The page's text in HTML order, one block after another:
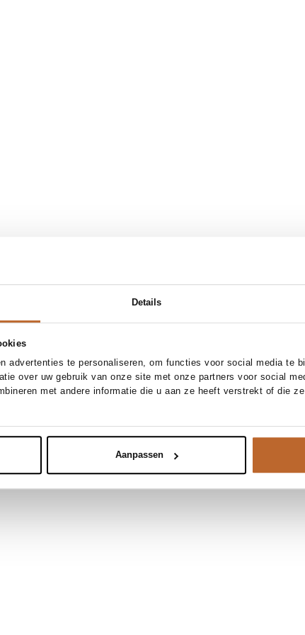
Details
advertenties te personaliseren, om functies voor social media te
over uw gebruik van onze site met onze partners voor social
met andere informatie die u aan ze heeft verstrekt of die
Aanpassen